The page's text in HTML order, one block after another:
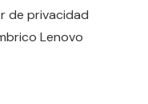
de privacidad
Lenovo